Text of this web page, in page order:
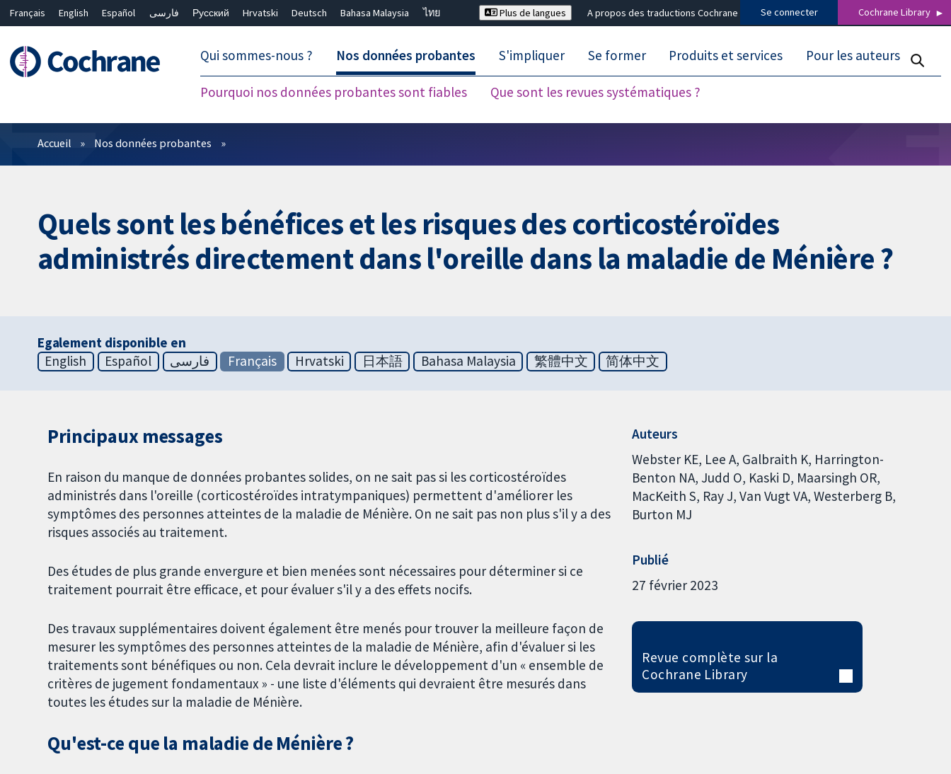
Français English Español فارسی Русский Hrvatski Deutsch Bahasa Malaysia
ไทย
Plus de langues A propos des traductions Cochrane Se connecter Cochrane Library
Qui sommes-nous ? Nos données probantes
Pourquoi nos données probantes sont fiables Que sont les revues systématiques ?
S'impliquer Se former Produits et services Pour les auteurs
Filtres
Accueil Nos données probantes
Quels sont les bénéfices et les risques des corticostéroïdes
administrés directement dans l'oreille dans la maladie de Ménière ?
Egalement disponible en
English
Español فارسی Français Hrvatski 日本語 Bahasa Malaysia 繁體中文 简体中文
Principaux messages
En raison du manque de données probantes solides, on ne sait pas si les corticostéroïdes
administrés dans l'oreille (corticostéroïdes intratympaniques) permettent d'améliorer les
symptômes des personnes atteintes de la maladie de Ménière. On ne sait pas non plus s'il y a des
risques associés au traitement.
Des études de plus grande envergure et bien menées sont nécessaires pour déterminer si ce
traitement pourrait être efficace, et pour évaluer s'il y a des effets nocifs.
Des travaux supplémentaires doivent également être menés pour trouver la meilleure façon de
mesurer les symptômes des personnes atteintes de la maladie de Ménière, afin d'évaluer si les
traitements sont bénéfiques ou non. Cela devrait inclure le développement d'un « ensemble de
critères de jugement fondamentaux » - une liste d'éléments qui devraient être mesurés dans
toutes les études sur la maladie de Ménière.
Qu'est-ce que la maladie de Ménière ?
Auteurs
Webster KE Lee A Galbraith K Harrington-
Benton NA Judd O Kaski D Maarsingh OR
MacKeith S Ray J Van Vugt VA Westerberg B
Burton MJ
Publié
27 février 2023
Revue complète sur la
Cochrane Library